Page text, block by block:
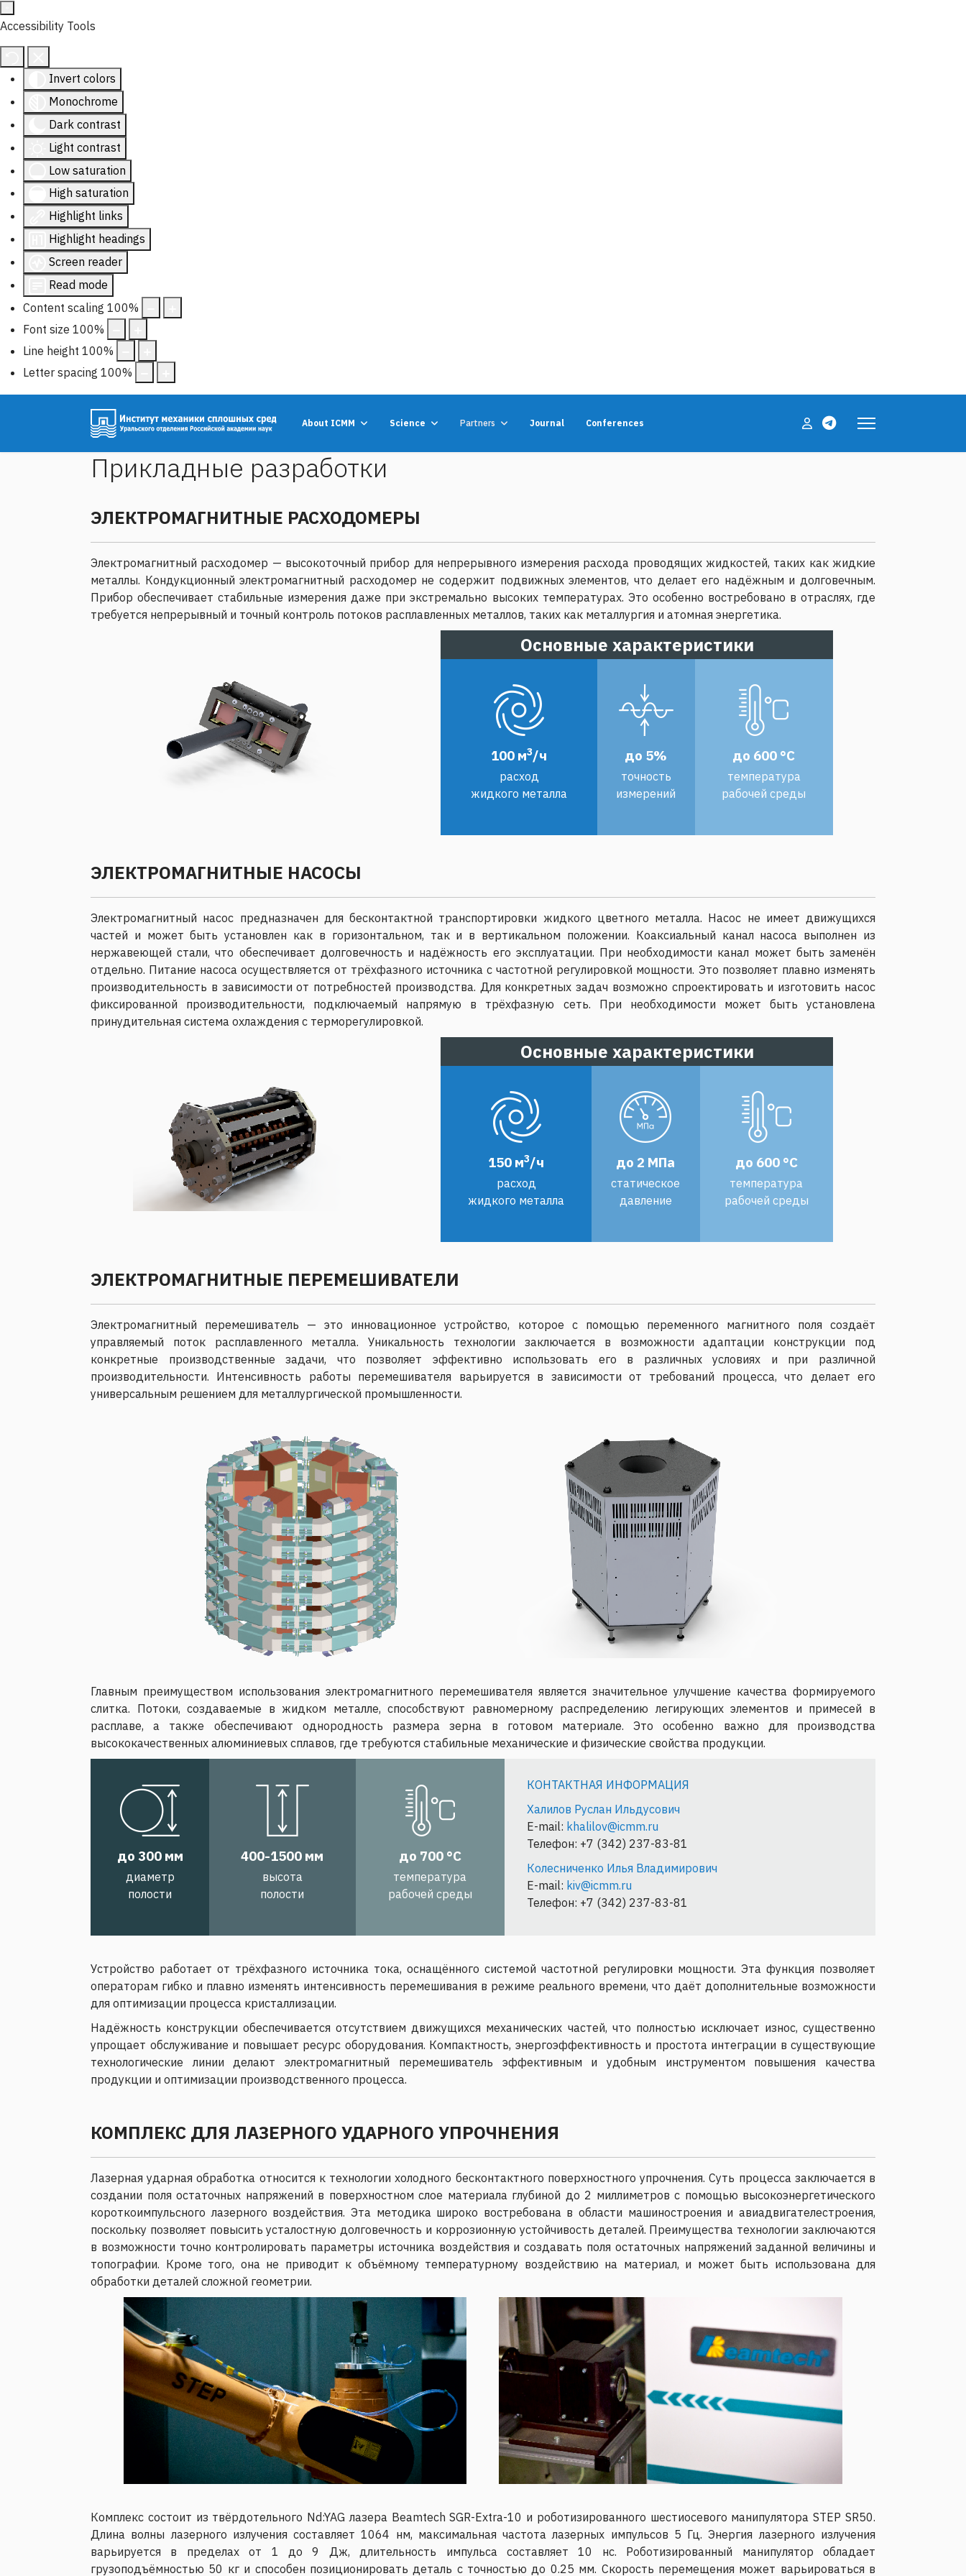
Accessibility Tools
Invert colors
Monochrome
Dark contrast
Light contrast
Low saturation
High saturation
Highlight links
Highlight headings
Screen reader
Read mode
Content scaling 100%
Font size 100%
Line height 100%
Letter spacing 100%
About ICMM Science Partners Journal Conferences
Прикладные разработки
ЭЛЕКТРОМАГНИТНЫЕ РАСХОДОМЕРЫ
Электромагнитный расходомер — высокоточный прибор для непрерывного измерения расхода проводящих жидкостей, таких как жидкие
металлы. Кондукционный электромагнитный расходомер не содержит подвижных элементов, что делает его надёжным и долговечным.
Прибор обеспечивает стабильные измерения даже при экстремально высоких температурах. Это особенно востребовано в отраслях, где
требуется непрерывный и точный контроль потоков расплавленных металлов, таких как металлургия и атомная энергетика.
Основные характеристики
100 м3/ч до 5% до 600 °С
расход
жидкого металла
точность
измерений
температура
рабочей среды
ЭЛЕКТРОМАГНИТНЫЕ НАСОСЫ
Электромагнитный насос предназначен для бесконтактной транспортировки жидкого цветного металла. Насос не имеет движущихся
частей и может быть установлен как в горизонтальном, так и в вертикальном положении. Коаксиальный канал насоса выполнен из
нержавеющей стали, что обеспечивает долговечность и надёжность его эксплуатации. При необходимости канал может быть заменён
отдельно. Питание насоса осуществляется от трёхфазного источника с частотной регулировкой мощности. Это позволяет плавно изменять
производительность в зависимости от потребностей производства. Для конкретных задач возможно спроектировать и изготовить насос
фиксированной производительности, подключаемый напрямую в трёхфазную сеть. При необходимости может быть установлена
принудительная система охлаждения с терморегулировкой.
Основные характеристики
150 м3/ч до 2 МПа до 600 °С
расход
жидкого металла
статическое
давление
температура
рабочей среды
ЭЛЕКТРОМАГНИТНЫЕ ПЕРЕМЕШИВАТЕЛИ
Электромагнитный перемешиватель — это инновационное устройство, которое с помощью переменного магнитного поля создаёт
управляемый поток расплавленного металла. Уникальность технологии заключается в возможности адаптации конструкции под
конкретные производственные задачи, что позволяет эффективно использовать его в различных условиях и при различной
производительности. Интенсивность работы перемешивателя варьируется в зависимости от требований процесса, что делает его
универсальным решением для металлургической промышленности.
Главным преимуществом использования электромагнитного перемешивателя является значительное улучшение качества формируемого
слитка. Потоки, создаваемые в жидком металле, способствуют равномерному распределению легирующих элементов и примесей в
расплаве, а также обеспечивают однородность размера зерна в готовом материале. Это особенно важно для производства
высококачественных алюминиевых сплавов, где требуются стабильные механические и физические свойства продукции.
КОНТАКТНАЯ ИНФОРМАЦИЯ
Халилов Руслан Ильдусович
E-mail: khalilov@icmm.ru
Телефон: +7 (342) 237-83-81
Колесниченко Илья Владимирович
E-mail: kiv@icmm.ru
Телефон: +7 (342) 237-83-81
до 300 мм 400-1500 мм до 700 °С
диаметр
полости
высота
полости
температура
рабочей среды
Устройство работает от трёхфазного источника тока, оснащённого системой частотной регулировки мощности. Эта функция позволяет
операторам гибко и плавно изменять интенсивность перемешивания в режиме реального времени, что даёт дополнительные возможности
для оптимизации процесса кристаллизации.
Надёжность конструкции обеспечивается отсутствием движущихся механических частей, что полностью исключает износ, существенно
упрощает обслуживание и повышает ресурс оборудования. Компактность, энергоэффективность и простота интеграции в существующие
технологические линии делают электромагнитный перемешиватель эффективным и удобным инструментом повышения качества
продукции и оптимизации производственного процесса.
КОМПЛЕКС ДЛЯ ЛАЗЕРНОГО УДАРНОГО УПРОЧНЕНИЯ
Лазерная ударная обработка относится к технологии холодного бесконтактного поверхностного упрочнения. Суть процесса заключается в
создании поля остаточных напряжений в поверхностном слое материала глубиной до 2 миллиметров с помощью высокоэнергетического
короткоимпульсного лазерного воздействия. Эта методика широко востребована в области машиностроения и авиадвигателестроения,
поскольку позволяет повысить усталостную долговечность и коррозионную устойчивость деталей. Преимущества технологии заключаются
в возможности точно контролировать параметры источника воздействия и создавать поля остаточных напряжений заданной величины и
топографии. Кроме того, она не приводит к объёмному температурному воздействию на материал, и может быть использована для
обработки деталей сложной геометрии.
Комплекс состоит из твёрдотельного Nd:YAG лазера Beamtech SGR-Extra-10 и роботизированного шестиосевого манипулятора STEP SR50.
Длина волны лазерного излучения составляет 1064 нм, максимальная частота лазерных импульсов 5 Гц. Энергия лазерного излучения
варьируется в пределах от 1 до 9 Дж, длительность импульса составляет 10 нс. Роботизированный манипулятор обладает
грузоподъёмностью 50 кг и способен позиционировать деталь с точностью до 0.25 мм. Скорость перемещения может варьироваться в